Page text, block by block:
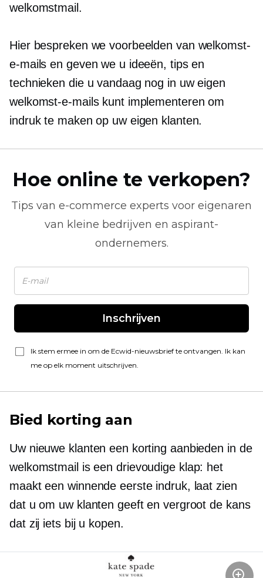
welkomstmail.
Hier bespreken we voorbeelden van welkomst-
e-mails en geven we u ideeën, tips en
technieken die u vandaag nog in uw eigen
welkomst-e-mails kunt implementeren om
indruk te maken op uw eigen klanten.
Hoe online te verkopen?
Tips van e-commerce experts voor eigenaren
van kleine bedrijven en aspirant-
ondernemers.
Inschrijven
Ik stem ermee in om de Ecwid-nieuwsbrief te ontvangen. Ik kan
me op elk moment uitschrijven.
Bied korting aan
Uw nieuwe klanten een korting aanbieden in de
welkomstmail is een drievoudige klap: het
maakt een winnende eerste indruk, laat zien
dat u om uw klanten geeft en vergroot de kans
dat zij iets bij u kopen.